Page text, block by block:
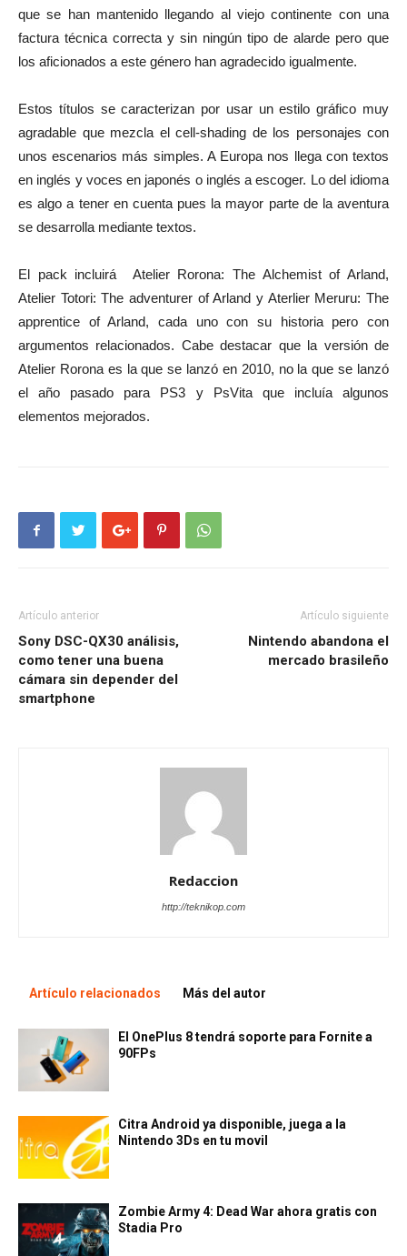
que se han mantenido llegando al viejo continente con una
factura técnica correcta y sin ningún tipo de alarde pero que
los aficionados a este género han agradecido igualmente.
Estos títulos se caracterizan por usar un estilo gráfico muy
agradable que mezcla el cell-shading de los personajes con
unos escenarios más simples. A Europa nos llega con textos
en inglés y voces en japonés o inglés a escoger. Lo del idioma
es algo a tener en cuenta pues la mayor parte de la aventura
se desarrolla mediante textos.
El pack incluirá Atelier Rorona: The Alchemist of Arland,
Atelier Totori: The adventurer of Arland y Aterlier Meruru: The
apprentice of Arland, cada uno con su historia pero con
argumentos relacionados. Cabe destacar que la versión de
Atelier Rorona es la que se lanzó en 2010, no la que se lanzó
el año pasado para PS3 y PsVita que incluía algunos
elementos mejorados.
Artículo anterior
Sony DSC-QX30 análisis,
como tener una buena
cámara sin depender del
smartphone
Artículo siguiente
Nintendo abandona el
mercado brasileño
Redaccion
http://teknikop.com
Artículo relacionados Más del autor
El OnePlus 8 tendrá soporte para Fornite a
90FPs
Citra Android ya disponible, juega a la
Nintendo 3Ds en tu movil
Zombie Army 4: Dead War ahora gratis con
Stadia Pro